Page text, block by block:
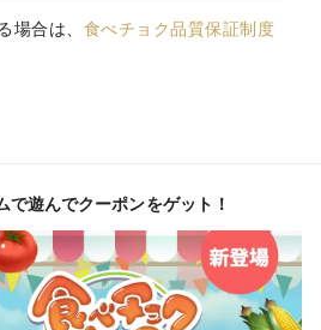
場合は、 食べチョク品質保証制度
で遊んでクーポンをゲット！